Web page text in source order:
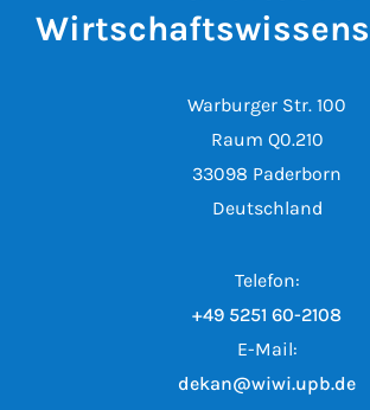
Warburger Str. 100
Raum Q0.210
33098 Paderborn
Deutschland
Telefon:
+49 5251 60-2108
E-Mail:
dekan@wiwi.upb.de